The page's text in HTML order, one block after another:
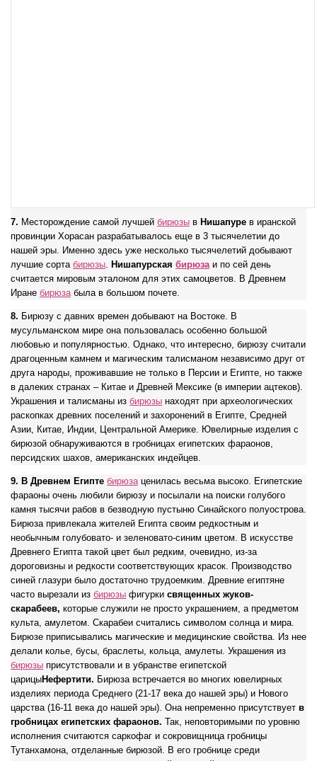
7. Месторождение самой лучшей бирюзы в Нишапуре в иранской
провинции Хорасан разрабатывалось еще в 3 тысячелетии до
нашей эры. Именно здесь уже несколько тысячелетий добывают
лучшие сорта бирюзы Нишапурская бирюза и по сей день
считается мировым эталоном для этих самоцветов. В Древнем
Иране бирюза была в большом почете.
8. Бирюзу с давних времен добывают на Востоке. В
мусульманском мире она пользовалась особенно большой
любовью и популярностью. Однако, что интересно, бирюзу считали
драгоценным камнем и магическим талисманом независимо друг от
друга народы, проживавшие не только в Персии и Египте, но также
в далеких странах – Китае и Древней Мексике (в империи ацтеков).
Украшения и талисманы из бирюзы находят при археологических
раскопках древних поселений и захоронений в Египте, Средней
Азии, Китае, Индии, Центральной Америке. Ювелирные изделия с
бирюзой обнаруживаются в гробницах египетских фараонов,
персидских шахов, американских индейцев.
9. В Древнем Египте бирюза ценилась весьма высоко. Египетские
фараоны очень любили бирюзу и посылали на поиски голубого
камня тысячи рабов в безводную пустыню Синайского полуострова.
Бирюза привлекала жителей Египта своим редкостным и
необычным голубовато- и зеленовато-синим цветом. В искусстве
Древнего Египта такой цвет был редким, очевидно, из-за
дороговизны и редкости соответствующих красок. Производство
синей глазури было достаточно трудоемким. Древние египтяне
часто вырезали из бирюзы фигурки священных жуков-
скарабеев, которые служили не просто украшением, а предметом
культа, амулетом. Скарабеи считались символом солнца и мира.
Бирюзе приписывались магические и медицинские свойства. Из нее
делали колье, бусы, браслеты, кольца, амулеты. Украшения из
бирюзы присутствовали и в убранстве египетской
царицыНефертити. Бирюза встречается во многих ювелирных
изделиях периода Среднего (21-17 века до нашей эры) и Нового
царства (16-11 века до нашей эры). Она непременно присутствует в
гробницах египетских фараонов. Так, неповторимыми по уровню
исполнения считаются саркофаг и сокровищница гробницы
Тутанхамона, отделанные бирюзой. В его гробнице среди